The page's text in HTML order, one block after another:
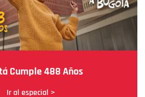
Cumple 488 Años
Ir al especial >